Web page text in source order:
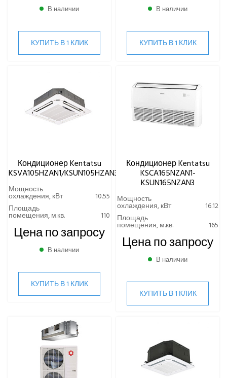
В наличии
КУПИТЬ В 1 КЛИК
В наличии
КУПИТЬ В 1 КЛИК
Кондиционер Kentatsu
KSVA105HZAN1/KSUN105HZAN3
Мощность
охлаждения, кВт
10.55
Площадь
помещения, м.кв. 110
Цена по запросу
В наличии
КУПИТЬ В 1 КЛИК
Кондиционер Kentatsu
KSCA165NZAN1-
KSUN165NZAN3
Мощность
охлаждения, кВт
16.12
Площадь
помещения, м.кв. 165
Цена по запросу
В наличии
КУПИТЬ В 1 КЛИК